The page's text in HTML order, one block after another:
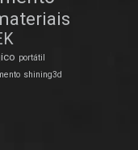
portátil
shining3d